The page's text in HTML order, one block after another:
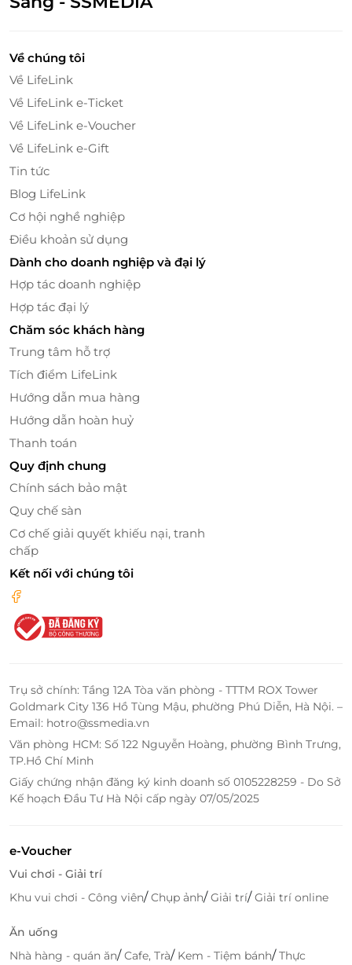
giúp bạn lên đỉnh Vân Sơn mà còn mở ra cánh cửa
để bạn khám phá nhiều điểm tham quan hấp dẫn
khác trong khuôn viên khu du lịch như Chùa Hang,
Chùa Bà Đen, hay những công trình văn hóa tôn
giáo đậm đà bản sắc dân tộc.
Khám Phá Lịch Sử Và Văn Hóa Tây Ninh
SunWorld Bà Đen Tây Ninh không chỉ nổi bật với
cảnh quan thiên nhiên hùng vĩ mà còn là nơi lưu giữ
nhiều giá trị văn hóa đặc sắc. Đến đây, du khách
không chỉ được chiêm ngưỡng vẻ đẹp của núi rừng,
mà còn có thể tìm hiểu về những câu chuyện lịch
đất này.
Cáp treo tuyến Vân Sơn không chỉ giúp du khách
tiếp cận với thiên nhiên mà còn là dịp để chúng ta
tìm hiểu về những ngôi chùa linh thiêng, những di
tích văn hóa tôn giáo lâu đời, qua đó thấu hiểu thêm
về đời sống tâm linh của người dân Tây Ninh. Đây là
một trải nghiệm vô cùng bổ ích và ý nghĩa đối với
Mua Vé Cáp Treo SunWorld Bà Đen Tây
Ninh Trên LifeLink – Ưu Đãi Hấp Dẫn,
Tiết Kiệm
Về chúng tôi
Về LifeLink
Về LifeLink e-Ticket
Về LifeLink e-Voucher
Về LifeLink e-Gift
Tin tức
Blog LifeLink
Cơ hội nghề nghiệp
Điều khoản sử dụng
Dành cho doanh nghiệp và đại lý
Hợp tác doanh nghiệp
Hợp tác đại lý
Chăm sóc khách hàng
Trung tâm hỗ trợ
Tích điểm LifeLink
Hướng dẫn mua hàng
Hướng dẫn hoàn huỷ
Thanh toán
Quy định chung
Chính sách bảo mật
Quy chế sàn
Cơ chế giải quyết khiếu nại, tranh
chấp
Kết nối với chúng tôi
Trụ sở chính: Tầng 12A Tòa văn phòng - TTTM ROX Tower
Goldmark City 136 Hồ Tùng Mậu, phường Phú Diễn, Hà Nội. –
Email: hotro@ssmedia.vn
Văn phòng HCM: Số 122 Nguyễn Hoàng, phường Bình Trưng,
TP.Hồ Chí Minh
Giấy chứng nhận đăng ký kinh doanh số 0105228259 - Do Sở
Kế hoạch Đầu Tư Hà Nội cấp ngày 07/05/2025
e-Voucher
Vui chơi - Giải trí
Khu vui chơi - Công viên/Chụp ảnh/Giải trí/Giải trí online
Ăn uống
Nhà hàng - quán ăn/Cafe, Trà/ Kem - Tiệm bánh/Thực